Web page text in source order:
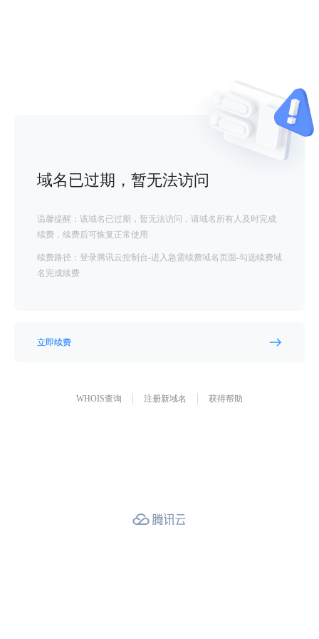
域名已过期，暂无法访问
温馨提醒：该域名已过期，暂无法访问，请域名所有人及时完成
续费，续费后可恢复正常使用
续费路径：登录腾讯云控制台-进入急需续费域名页面-勾选续费域
名完成续费
立即续费
WHOIS查询 注册新域名 获得帮助